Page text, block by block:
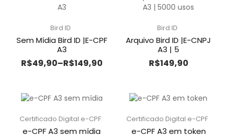
Bird ID
Sem Mídia Bird ID |E-CPF
A3
R$49,90–R$149,90
Bird ID
Arquivo Bird ID |E-CNPJ
A3 | 5
R$149,90
Certificado Digital e-CPF
e-CPF A3 sem mídia
Certificado Digital e-CPF
e-CPF A3 em token